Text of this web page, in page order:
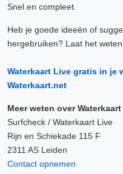
Snel en compleet.
Heb je goede ideeën of
hergebruiken? Laat het weten,
Waterkaart Live gratis in je
Waterkaart.net
Meer weten over
Surfcheck / Waterkaart Live
Rijn en Schiekade 115 F
2311 AS Leiden
Contact opnemen